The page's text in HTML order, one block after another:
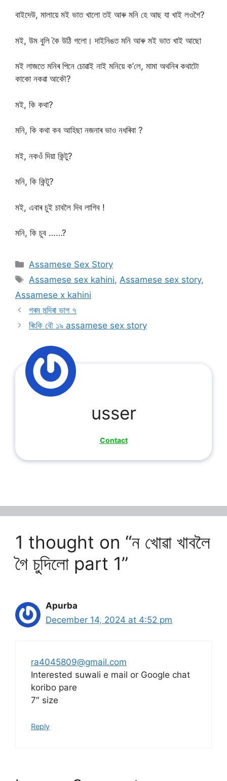
বাইদেউ, মালায়ে মই ভাত খালো তই আৰু মনি হে আছ যা খাই লওগৈ?
মই, উম বুলি কৈ উঠি গলো। দাইনিঙত মনি আৰু মই ভাত খাই আছো
মই লাজতে মনিৰ পিনে চোৱাই নাই মনিয়ে ক’লে, মামা অথনিৰ কথাটো
কাকো নকৱা আকৌ?
মই, কি কথা?
মনি, কি কথা কব আহিছা নজনাৰ ভাও নধৰিবা ?
মই, নকওঁ দিয়া কিন্টু?
মনি, কি কিন্টু?
মই, এবাৰ চুই চাবলৈ দিব লাগিব !
মনি, কি চুব ……?
Categories
Assamese Sex Story
Tags
Assamese sex kahini,Assamese sex story,
Assamese x kahini
গৰম মন্দিৰা ভাগ ৭
ৰিংকি বৌ ১৯ assamese sex story
usser
Contact
1 thought on “ন খোৱা খাবলৈ
গৈ চুদিলো part 1”
Apurba
December 14, 2024 at 4:52 pm
ra4045809@gmail.com
Interested suwali e mail or Google chat
koribo pare
7″ size
Reply